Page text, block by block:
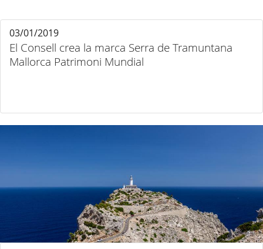
El Consell crea la marca Serra de Tramuntana
Mallorca Patrimoni Mundial
03/01/2019